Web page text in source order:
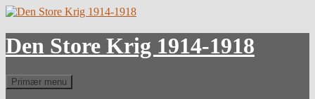
Hop
indhold
Den Store Krig 1914-1918
Søg
Primær menu